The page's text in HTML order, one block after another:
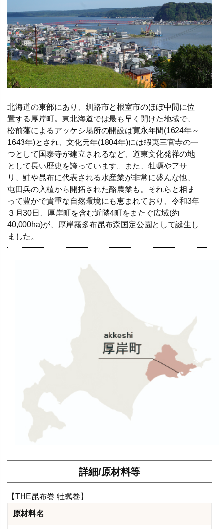
北海道の東部にあり、釧路市と根室市のほぼ中間に位
置する厚岸町。東北海道では最も早く開けた地域で、
松前藩によるアッケシ場所の開設は寛永年間(1624年～
1643年)とされ、文化元年(1804年)には蝦夷三官寺の一
つとして国泰寺が建立されるなど、道東文化発祥の地
として長い歴史を誇っています。また、牡蠣やアサ
リ、鮭や昆布に代表される水産業が非常に盛んな他、
屯田兵の入植から開拓された酪農業も。それらと相ま
って豊かで貴重な自然環境にも恵まれており、令和3年
３月30日、厚岸町を含む近隣4町をまたぐ広域(約
40,000ha)が、厚岸霧多布昆布森国定公園として誕生し
ました。
詳細/原材料等
【THE昆布巻 牡蠣巻】
原材料名